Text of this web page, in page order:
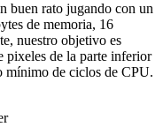
buen rato jugando con un
de memoria, 16
nuestro objetivo es
pixeles de la parte inferior
mínimo de ciclos de CPU.